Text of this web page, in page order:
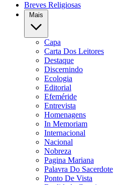
Breves Religiosas
Mais
Capa
Carta Dos Leitores
Destaque
Discernindo
Ecologia
Editorial
Efeméride
Entrevista
Homenagens
In Memoriam
Internacional
Nacional
Nobreza
Pagina Mariana
Palavra Do Sacerdote
Ponto De Vista